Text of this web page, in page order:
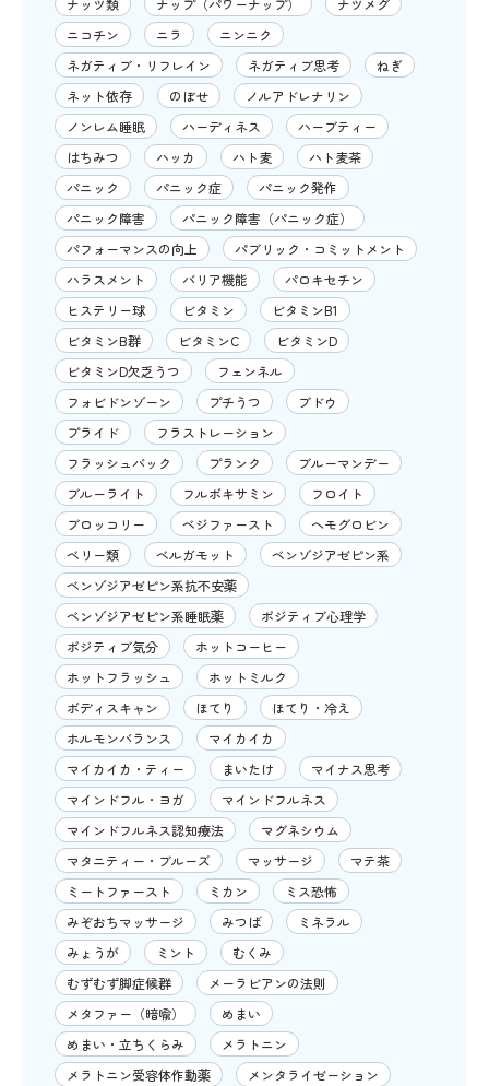
ナッツ類 ナップ（パワーナップ）
ナツメグ
ニコチン
ニラ
ニンニク
ネガティブ・リフレイン
ネガティブ思考
ねぎ
ネット依存
のぼせ
ノルアドレナリン
ノンレム睡眠
ハーディネス
ハーブティー
はちみつ
ハッカ ハト麦
ハト麦茶
パニック
パニック症
パニック発作
パニック障害
パニック障害（パニック症）
パフォーマンスの向上
パブリック・コミットメント
ハラスメント
バリア機能
パロキセチン
ヒステリー球
ビタミン
ビタミンB1
ビタミンB群
ビタミンC
ビタミンD
ビタミンD欠乏うつ
フェンネル
フォビドンゾーン
プチうつ
ブドウ
プライド
フラストレーション
フラッシュバック
プランク
ブルーマンデー
ブルーライト
フルボキサミン
フロイト
ブロッコリー
ベジファースト
ヘモグロビン
ベリー類
ベルガモット
ベンゾジアゼピン系
ベンゾジアゼピン系抗不安薬
ベンゾジアゼピン系睡眠薬
ポジティブ心理学
ポジティブ気分
ホットコーヒー
ホットフラッシュ
ホットミルク
ボディスキャン
ほてり
ほてり・冷え
ホルモンバランス
マイカイカ
マイカイカ・ティー
まいたけ
マイナス思考
マインドフル・ヨガ
マインドフルネス
マインドフルネス認知療法
マグネシウム
マタニティー・ブルーズ
マッサージ
マテ茶
ミートファースト
ミカン
ミス恐怖
みぞおちマッサージ
みつば
ミネラル
みょうが
ミント
むくみ
むずむず脚症候群
メーラビアンの法則
メタファー（暗喩）
めまい
めまい・立ちくらみ
メラトニン
メラトニン受容体作動薬
メンタライゼーション